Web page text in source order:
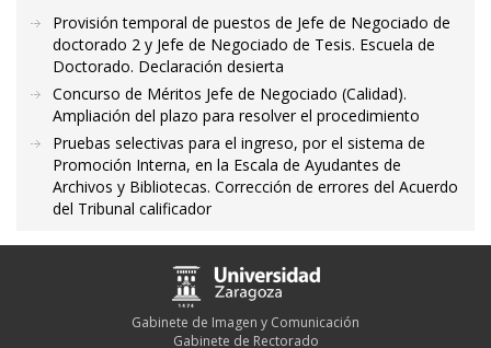
Provisión temporal de puestos de Jefe de Negociado de
doctorado 2 y Jefe de Negociado de Tesis. Escuela de
Doctorado. Declaración desierta
Concurso de Méritos Jefe de Negociado (Calidad).
Ampliación del plazo para resolver el procedimiento
Pruebas selectivas para el ingreso, por el sistema de
Promoción Interna, en la Escala de Ayudantes de
Archivos y Bibliotecas. Corrección de errores del Acuerdo
del Tribunal calificador
Gabinete de Imagen y Comunicación
Gabinete de Rectorado